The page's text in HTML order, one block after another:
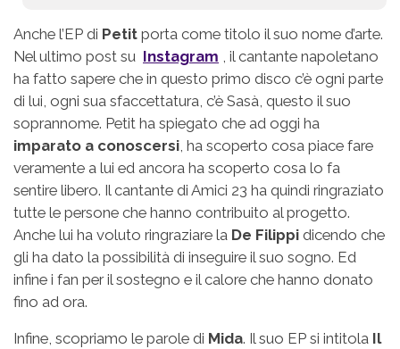
Anche l’EP di Petit porta come titolo il suo nome d’arte.
Nel ultimo post su Instagram , il cantante napoletano
ha fatto sapere che in questo primo disco c’è ogni parte
di lui, ogni sua sfaccettatura, c’è Sasà, questo il suo
soprannome. Petit ha spiegato che ad oggi ha
imparato a conoscersi, ha scoperto cosa piace fare
veramente a lui ed ancora ha scoperto cosa lo fa
sentire libero. Il cantante di Amici 23 ha quindi ringraziato
tutte le persone che hanno contribuito al progetto.
Anche lui ha voluto ringraziare la De Filippi dicendo che
gli ha dato la possibilità di inseguire il suo sogno. Ed
infine i fan per il sostegno e il calore che hanno donato
fino ad ora.
Infine, scopriamo le parole di Mida. Il suo EP si intitola Il